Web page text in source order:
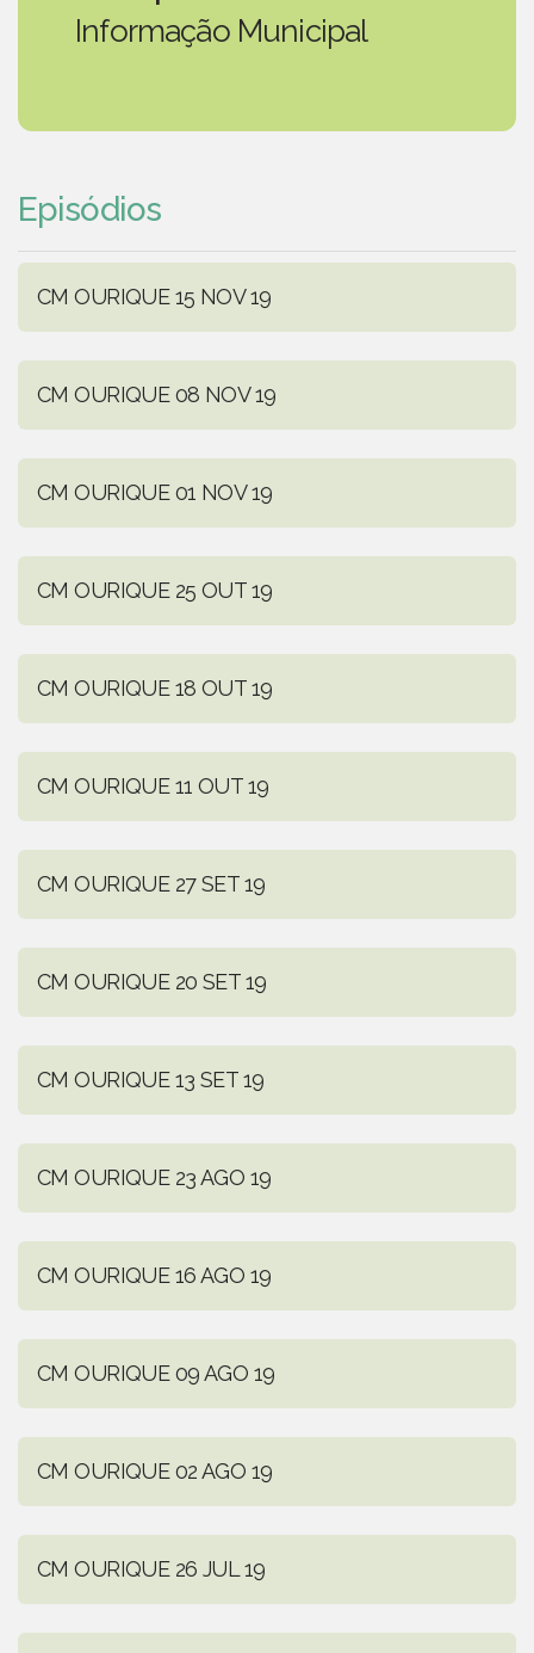
Informação Municipal
Episódios
CM OURIQUE 15 NOV 19
CM OURIQUE 08 NOV 19
CM OURIQUE 01 NOV 19
CM OURIQUE 25 OUT 19
CM OURIQUE 18 OUT 19
CM OURIQUE 11 OUT 19
CM OURIQUE 27 SET 19
CM OURIQUE 20 SET 19
CM OURIQUE 13 SET 19
CM OURIQUE 23 AGO 19
CM OURIQUE 16 AGO 19
CM OURIQUE 09 AGO 19
CM OURIQUE 02 AGO 19
CM OURIQUE 26 JUL 19